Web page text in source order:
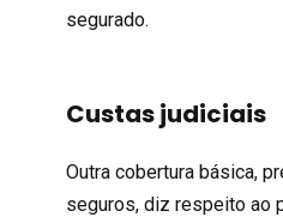
segurado.
Custas judiciais
Outra cobertura básica,
seguros, diz respeito ao